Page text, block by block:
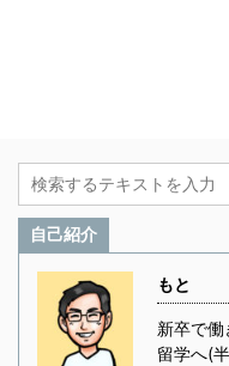
自己紹介
もと
新卒で
留学へ(